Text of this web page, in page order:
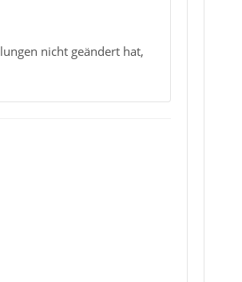
nicht geändert hat,